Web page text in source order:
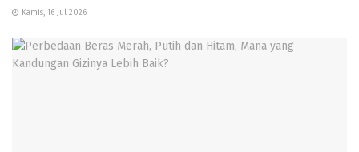
Kamis, 16 Jul 2026